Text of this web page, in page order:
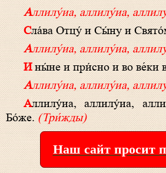
Аллилу́иа, аллилу́иа,
Сла́ва Отцу́ и Сы́ну и
Аллилу́иа, аллилу́иа,
И ны́не и при́сно и во ве́ки
Аллилу́иа, аллилу́иа,
Аллилу́иа, аллилу́иа, аллилу́иа, сла́ва Тебе́
Бо́же.(Три́жды)
Наш сайт просит